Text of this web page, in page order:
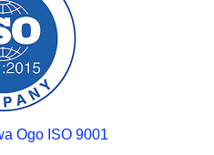
Ogo ISO 9001